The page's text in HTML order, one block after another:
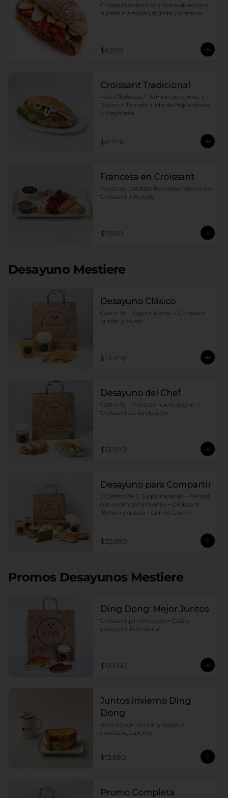
Croissant relleno con dulce de leche o
nutella a elección, frutilla y platano.
$6.990
Croissant Tradicional
Palta fileteada + Jamón de pierna +
Tocino + Tomate + Mix de hojas verdes
+ Mayonesa
$8.990
Francesa en Croissant
Nuestras tostadas francesas hechas en
Croissant + Nutella
$7.990
Desayuno Mestiere
Desayuno Clásico
Cafe o Te + Jugo naranja + Croissant
jamón y queso
$13.490
Desayuno del Chef
Cafe o Te + Paila de huevo tocino +
Croissant de tu elección
$13.990
Desayuno para Compartir
2 Cafes o Te, 2 Jugos naranja + Panera
con acompañamiento + Croissant
Jamon y queso + Carrot Cake +
$35.990
Promos Desayunos Mestiere
Ding Dong: Mejor Juntos
Croissant jamón queso+ Café a
elección + Palmerita
$13.050
Juntos invierno Ding
Dong
Brioche con jamon y queso +
chocolate caliente
$13.990
Promo Completa